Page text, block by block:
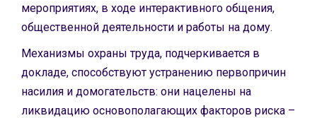
мероприятиях, в ходе интерактивного общения,
общественной деятельности и работы на дому.
Механизмы охраны труда, подчеркивается в
докладе, способствуют устранению первопричин
насилия и домогательств: они нацелены на
ликвидацию основополагающих факторов риска –